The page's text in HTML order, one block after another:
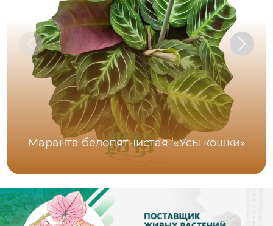
Маранта белопятнистая ‘«Усы кошки»